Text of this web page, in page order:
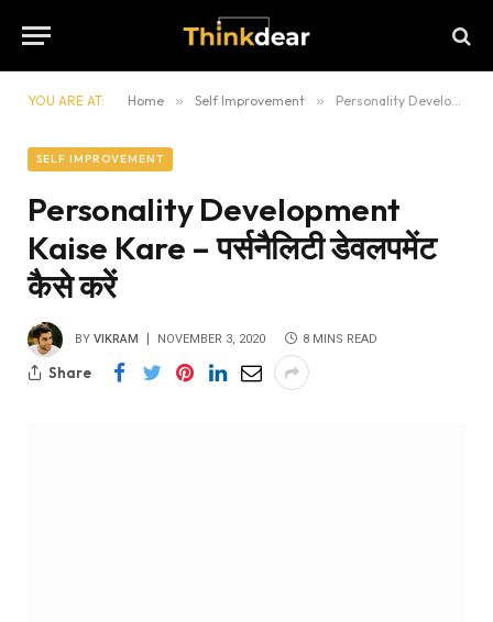
YOU ARE AT: Home » Self Improvement » Personality Development Kaise Kare – पर्सनैलिटी डेवलपमेंट कैसे करें
SELF IMPROVEMENT
Personality Development
Kaise Kare – पर्सनैलिटी डेवलपमेंट
कैसे करें
BY VIKRAM NOVEMBER 3, 2020 8 MINS READ
Share